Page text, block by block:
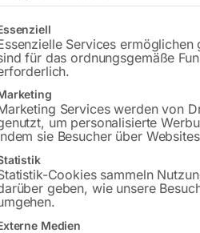
eine Liste der Service-Gruppen,
Services
für das ordnungsgemäße
Services werden von
um personalisierte
sie Besucher über
Cookies sammeln
geben, wie unsere
Medien